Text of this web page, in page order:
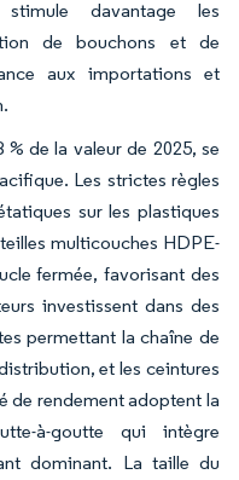
stimule davantage les
de bouchons et de
aux importations et
de la valeur de 2025, se
Les strictes règles
sur les plastiques
multicouches HDPE-
fermée, favorisant des
investissent dans des
permettant la chaîne de
et les ceintures
de rendement adoptent la
à-goutte qui intègre
dominant. La taille du